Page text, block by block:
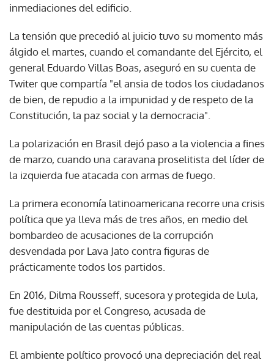
inmediaciones del edificio.
La tensión que precedió al juicio tuvo su momento más
álgido el martes, cuando el comandante del Ejército, el
general Eduardo Villas Boas, aseguró en su cuenta de
Twiter que compartía "el ansia de todos los ciudadanos
de bien, de repudio a la impunidad y de respeto de la
Constitución, la paz social y la democracia".
La polarización en Brasil dejó paso a la violencia a fines
de marzo, cuando una caravana proselitista del líder de
la izquierda fue atacada con armas de fuego.
La primera economía latinoamericana recorre una crisis
política que ya lleva más de tres años, en medio del
bombardeo de acusaciones de la corrupción
desvendada por Lava Jato contra figuras de
prácticamente todos los partidos.
En 2016, Dilma Rousseff, sucesora y protegida de Lula,
fue destituida por el Congreso, acusada de
manipulación de las cuentas públicas.
El ambiente político provocó una depreciación del real